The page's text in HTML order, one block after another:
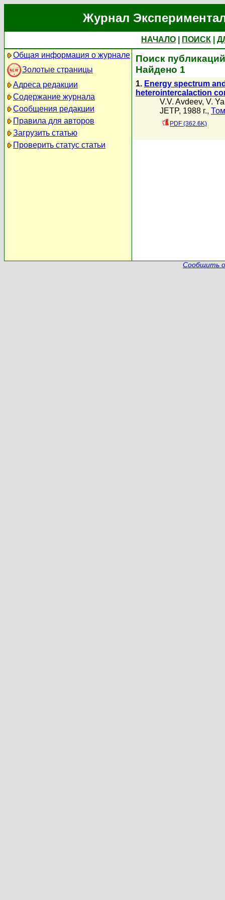
Журнал
НАЧАЛО ПОИСК
Общая информация о журнале
Золотые страницы
Адреса редакции
Содержание журнала
Сообщения редакции
Правила для авторов
Загрузить статью
Проверить статус статьи
Поиск
Найдено 1
1. Energy spectrum
heterointercalaction
V.V. Avdeev, V.
JETP, 1988 г.,
PDF (362.6K)
Сообщить о